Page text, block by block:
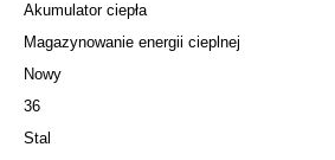
Akumulator ciepła
Magazynowanie energii cieplnej
Nowy
36
Stal